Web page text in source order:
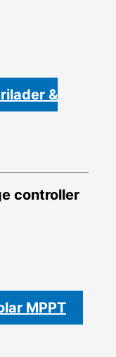
&
controller
MPPT